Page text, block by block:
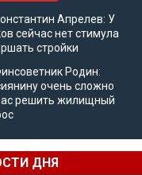
Апрелев: У
сейчас нет стимула
стройки
Родин:
очень сложно
решить жилищный
ДНЯ